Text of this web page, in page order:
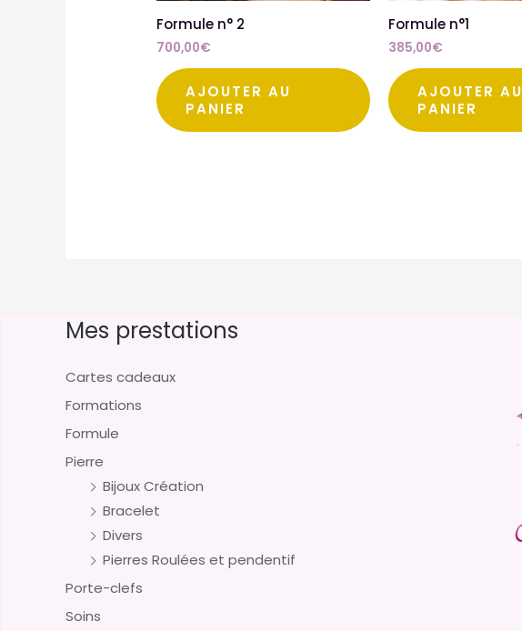
Formule n° 2
700,00€
AJOUTER AU
PANIER
Formule n°1
385,00€
AJOUTER AU
PANIER
Mes prestations
Cartes cadeaux
Formations
Formule
Pierre
Bijoux Création
Bracelet
Divers
Pierres Roulées et pendentif
Porte-clefs
Soins